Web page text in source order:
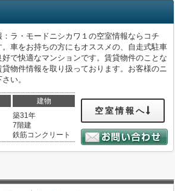
ラ・モードニシカワ１の空室情報ならコチ
車をお持ちの方にもオススメの、自走式駐車
で快適なマンションです。賃貸物件のことな
物件情報を取り扱っております。お客様のニ
い。
建物
築31年
7階建
鉄筋コンクリート
空室情報へ